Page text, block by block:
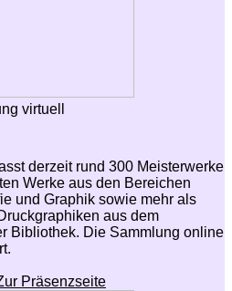
virtuell
derzeit rund 300 Meisterwerke
Werke aus den Bereichen
und Graphik sowie mehr als
aus dem
Bibliothek. Die Sammlung online
Präsenzseite